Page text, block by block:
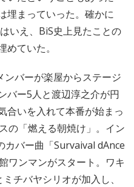
埋まっていった。確かに
いえ、BiS史上見たことの
ていた。
バーが楽屋からステージ
バー5人と渡辺淳之介が円
合いを入れて本番が始まっ
の「燃える朝焼け」。イン
カバー曲「Survaival dAnce
ワンマンがスタート。ワキ
チバヤシリオが加入し、